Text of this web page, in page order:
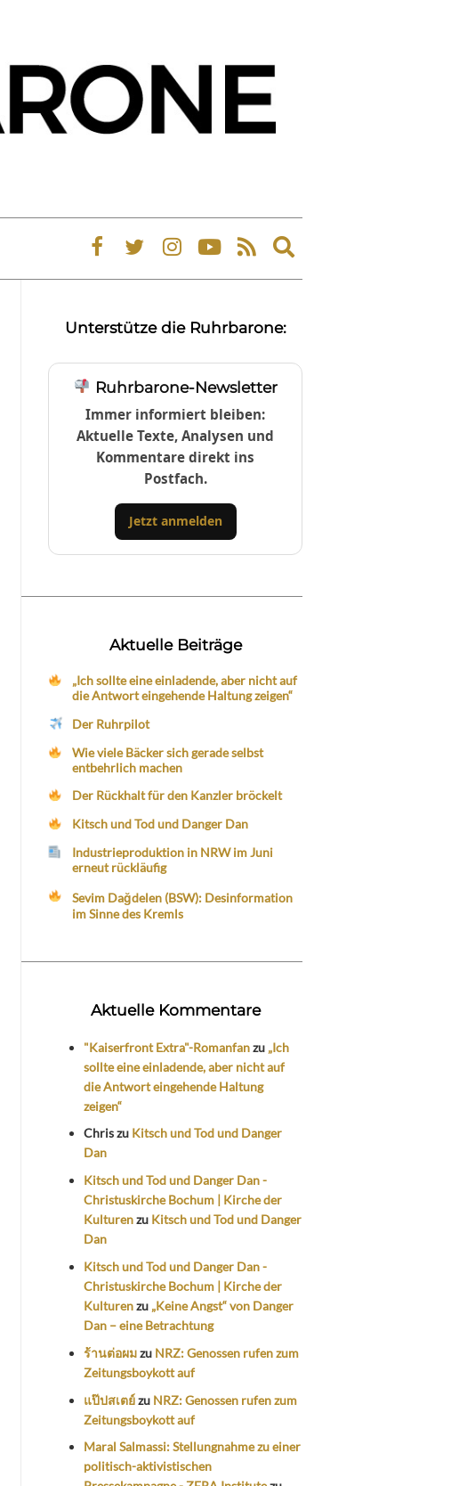
Expand
search
Unterstütze die Ruhrbarone:
Ruhrbarone-Newsletter
Immer informiert bleiben:
Aktuelle Texte, Analysen und
Kommentare direkt ins
Postfach.
Jetzt anmelden
Aktuelle Beiträge
„Ich sollte eine einladende, aber nicht auf
die Antwort eingehende Haltung zeigen“
Der Ruhrpilot
Wie viele Bäcker sich gerade selbst
entbehrlich machen
Der Rückhalt für den Kanzler bröckelt
Kitsch und Tod und Danger Dan
Industrieproduktion in NRW im Juni
erneut rückläufig
Sevim Dağdelen (BSW): Desinformation
im Sinne des Kremls
Aktuelle Kommentare
"Kaiserfront Extra"-Romanfanzu „Ich
sollte eine einladende, aber nicht auf
die Antwort eingehende Haltung
zeigen“
Chriszu Kitsch und Tod und Danger
Dan
Kitsch und Tod und Danger Dan -
Christuskirche Bochum | Kirche der
Kulturenzu Kitsch und Tod und Danger
Dan
Kitsch und Tod und Danger Dan -
Christuskirche Bochum | Kirche der
Kulturenzu „Keine Angst“ von Danger
Dan – eine Betrachtung
ร้านต่อผมzu NRZ: Genossen rufen zum
Zeitungsboykott auf
แป๊ปสเตย์zu NRZ: Genossen rufen zum
Zeitungsboykott auf
Maral Salmassi: Stellungnahme zu einer
politisch-aktivistischen